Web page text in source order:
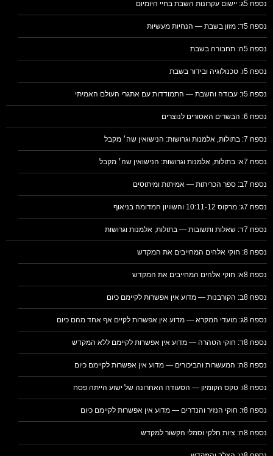
נספח 5ג: יישום עקרונות השבת בחיי היומיום
נספח 5ד: מזון בשבת — הנחיות מעשיות
נספח 5ה: תחבורה בשבת
נספח 5ו: טכנולוגיה ובידור בשבת
נספח 5ז: עבודה והשבת — התמודדות עם אתגרי העולם האמיתי
נספח 6: הבשרים האסורים לנוצרים
נספח 7: בתולות, אלמנות וגרושות: הנישואין שה׳ מקבל
נספח 7א: בתולות, אלמנות וגרושות: הנישואין שה׳ מקבל
נספח 7ב: ספר הכריתות — אמיתות ומיתוסים
נספח 7ג: מרקוס 10:11-12 והשוויון המדומה בניאוף
נספח 7ד: שאלות ותשובות — בתולות, אלמנות וגרושות
נספח 8: חוקי אלהים המחייבים את המקדש
נספח 8א: חוקי אלהים המחייבים את המקדש
נספח 8ב: הקורבנות — מדוע אין אפשרות לקיימם כיום
נספח 8ג: מועדי המקרא — מדוע אין אפשרות לקיים אף אחד מהם כיום
נספח 8ד: חוקי הטהרה — מדוע אין אפשרות לקיימם ללא המקדש
נספח 8ה: המעשרות והביכורים — מדוע אין אפשרות לקיימם כיום
נספח 8ו: טקס הקומיון — הסעודה האחרונה של ישוע הייתה פסח
נספח 8ז: חוקי הנזיר והנדרים — מדוע אין אפשרות לקיימם כיום
נספח 8ח: ציות חלקי וסמלי הקשור למקדש